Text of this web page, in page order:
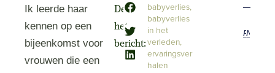
Ik leerde haar
kennen op een
bijeenkomst voor
vrouwen die een
Deel
het
bericht:
babyverlies,
babyverlies
in het
verleden,
ervaringsver
halen
Previous